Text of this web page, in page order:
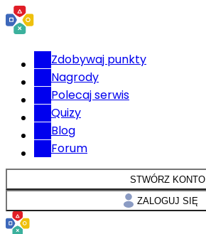
Zdobywaj punkty
Nagrody
Polecaj serwis
Quizy
Blog
Forum
STWÓRZ KONTO
ZALOGUJ SIĘ